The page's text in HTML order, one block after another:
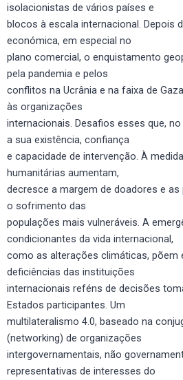
isolacionistas de vários países e
blocos à escala internacional. Depois
económica, em especial no
plano comercial, o enquistamento
pela pandemia e pelos
conflitos na Ucrânia e na faixa de
às organizações
internacionais. Desafios esses que,
a sua existência, confiança
e capacidade de intervenção. À
humanitárias aumentam,
decresce a margem de doadores e
o sofrimento das
populações mais vulneráveis. A
condicionantes da vida internacional,
como as alterações climáticas, põem
deficiências das instituições
internacionais reféns de decisões
Estados participantes. Um
multilateralismo 4.0, baseado na
(networking) de organizações
intergovernamentais, não
representativas de interesses do